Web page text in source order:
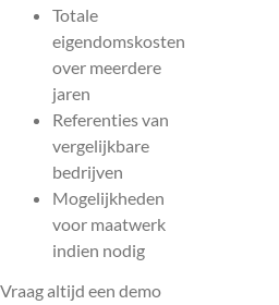
Totale
eigendomskosten
over meerdere
jaren
Referenties van
vergelijkbare
bedrijven
Mogelijkheden
voor maatwerk
indien nodig
Vraag altijd een demo